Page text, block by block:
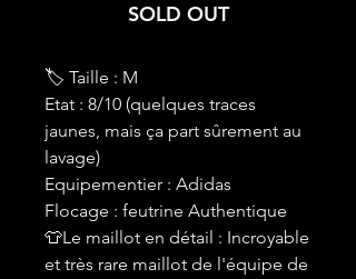
SOLD OUT
🏷 Taille : M
Etat : 8/10 (quelques traces
jaunes, mais ça part sûrement au
lavage)
Equipementier : Adidas
Flocage : feutrine Authentique
👕Le maillot en détail : Incroyable
et très rare maillot de l'équipe de